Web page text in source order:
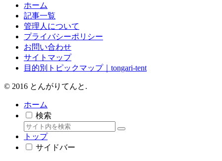
ホーム
記事一覧
管理人について
プライバシーポリシー
お問い合わせ
サイトマップ
目的別トピックマップ｜tongari-tent
© 2016 とんがりてんと.
ホーム
検索
トップ
サイドバー